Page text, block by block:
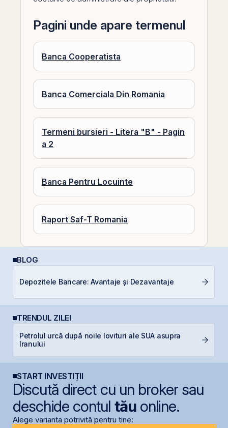
Pagini unde apare termenul
Banca Cooperatista
Banca Comerciala Din Romania
Termeni bursieri - Litera "B" - Pagin
a 2
Banca Pentru Locuinte
Raport Saf-T Romania
BLOG
Depozitele Bancare: Avantaje și Dezavantaje
TRENDUL ZILEI
Petrolul urcă după noile lovituri ale SUA asupra
Iranului
START INVESTIȚII
Discută direct cu un broker sau
deschide contul tăuonline.
Alege varianta potrivită pentru tine: